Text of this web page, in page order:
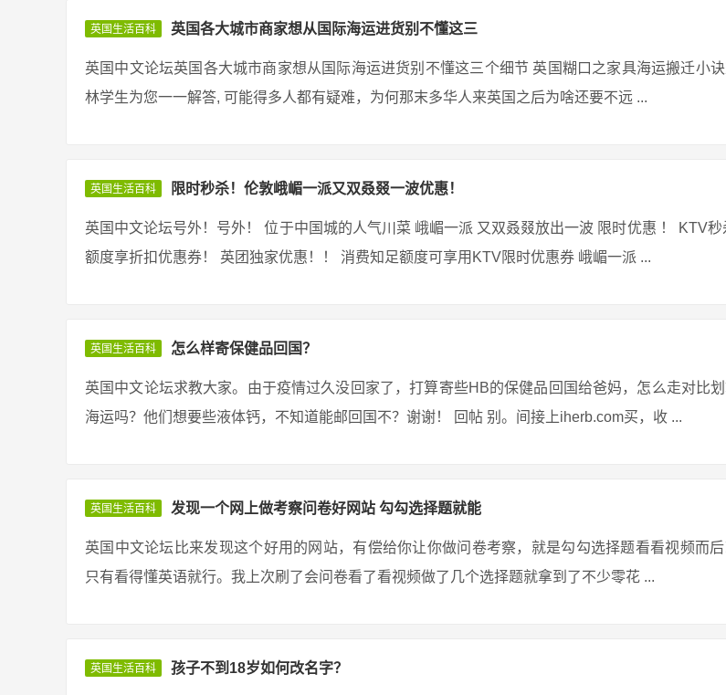
英国生活百科 英国各大城市商家想从国际海运进货别不懂这三
英国中文论坛英国各大城市商家想从国际海运进货别不懂这三个细节 英国糊口之家具海运搬迁小
林学生为您一一解答, 可能得多人都有疑难，为何那末多华人来英国之后为啥还要不远 ...
英国生活百科 限时秒杀！伦敦峨嵋一派又双叒叕一波优惠！
英国中文论坛号外！号外！ 位于中国城的人气川菜 峨嵋一派 又双叒叕放出一波 限时优惠 ！ KTV
额度享折扣优惠券！ 英团独家优惠！！ 消费知足额度可享用KTV限时优惠券 峨嵋一派 ...
英国生活百科 怎么样寄保健品回国？
英国中文论坛求教大家。由于疫情过久没回家了，打算寄些HB的保健品回国给爸妈，怎么走对比
海运吗？他们想要些液体钙，不知道能邮回国不？谢谢！ 回帖 别。间接上iherb.com买，收 ...
英国生活百科 发现一个网上做考察问卷好网站 勾勾选择题就能
英国中文论坛比来发现这个好用的网站，有偿给你让你做问卷考察，就是勾勾选择题看看视频而后
只有看得懂英语就行。我上次刷了会问卷看了看视频做了几个选择题就拿到了不少零花 ...
英国生活百科 孩子不到18岁如何改名字？